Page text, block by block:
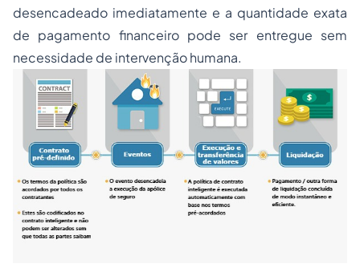
desencadeado imediatamente e a quantidade exata
de pagamento financeiro pode ser entregue sem
necessidade de intervenção humana.